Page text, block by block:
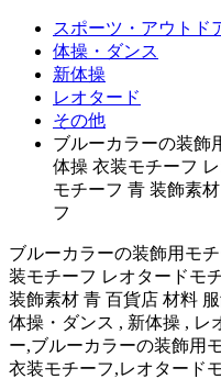
スポーツ・アウトド
体操・ダンス
新体操
レオタード
その他
ブルーカラーの装飾
体操 衣装モチーフ
モチーフ 青 装飾素
フ
ブルーカラーの装飾用モ
装モチーフ レオタードモ
装飾素材 青 百貨店 材料
体操・ダンス , 新体操 , レ
ー,ブルーカラーの装飾用
衣装モチーフ,レオタード